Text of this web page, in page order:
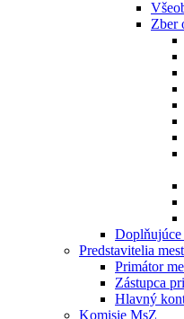
Zber
Predstavitelia
Primátor
Zástupca
Hlavný
Komisie MsZ